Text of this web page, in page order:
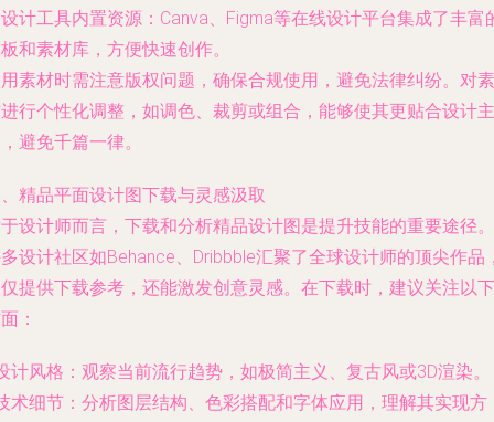
计工具内置资源：Canva、Figma等在线设计平台集成了丰富
和素材库，方便快速创作。
素材时需注意版权问题，确保合规使用，避免法律纠纷。对素
行个性化调整，如调色、裁剪或组合，能够使其更贴合设计主
避免千篇一律。
精品平面设计图下载与灵感汲取
设计师而言，下载和分析精品设计图是提升技能的重要途径。
设计社区如Behance、Dribbble汇聚了全球设计师的顶尖作品
提供下载参考，还能激发创意灵感。在下载时，建议关注以下
：
计风格：观察当前流行趋势，如极简主义、复古风或3D渲染。
术细节：分析图层结构、色彩搭配和字体应用，理解其实现方